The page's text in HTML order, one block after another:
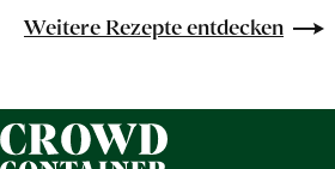
Weitere Rezepte entdecken